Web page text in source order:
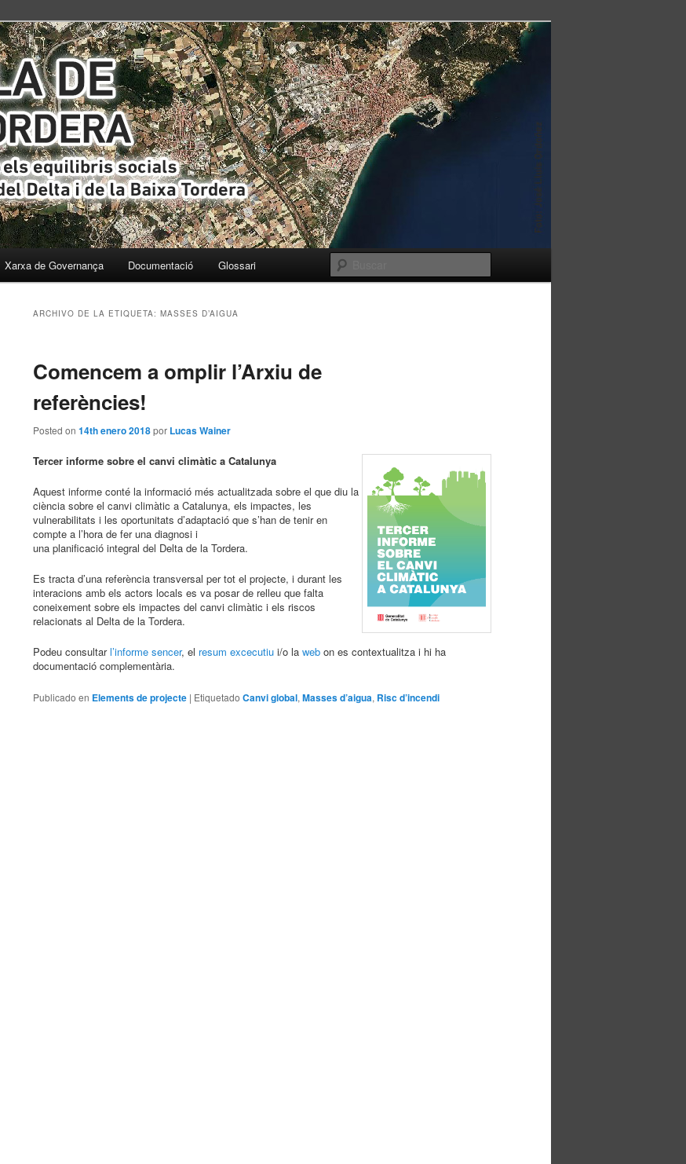
del Delta i de la Baixa Tordera
Xarxa de Governança Documentació Glossari
ARCHIVO DE LA ETIQUETA: MASSES D’AIGUA
Comencem a omplir l’Arxiu de
referències!
Posted on 14th enero 2018por Lucas Wainer
Tercer informe sobre el canvi climàtic a Catalunya
Aquest informe conté la informació més actualitzada sobre el que diu la
ciència sobre el canvi climàtic a Catalunya, els impactes, les
vulnerabilitats i les oportunitats d’adaptació que s’han de tenir en
compte a l’hora de fer una diagnosi i
una planificació integral del Delta de la Tordera.
Es tracta d’una referència transversal per tot el projecte, i durant les
interacions amb els actors locals es va posar de relleu que falta
coneixement sobre els impactes del canvi climàtic i els riscos
relacionats al Delta de la Tordera.
Podeu consultarl’informe sencer, el resum excecutiu i/o la web on es contextualitza i hi ha
documentació complementària.
Publicado en Elements de projecte | Etiquetado Canvi global, Masses d’aigua, Risc d’incendi